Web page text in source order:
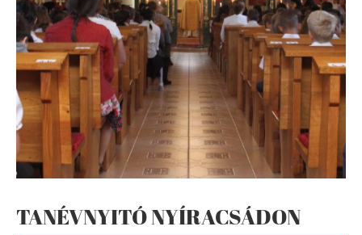
TANÉVNYITÓ NYÍRACSÁDON